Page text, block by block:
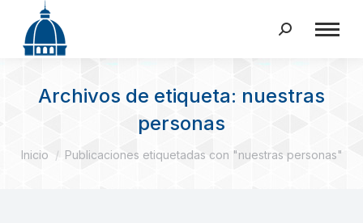
Buscar:
Archivos de etiqueta: nuestras
personas
Estás aquí:
Inicio Publicaciones etiquetadas con "nuestras personas"